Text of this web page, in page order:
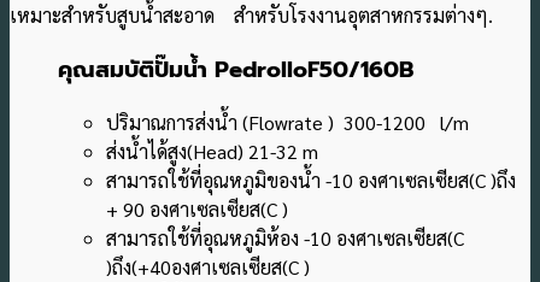
เหมาะสำหรับสูบน้ำสะอาด สำหรับโรงงานอุตสาหกรรมต่างๆ.
คุณสมบัติปั๊มน้ำ PedrolloF50/160B
ปริมาณการส่งน้ำ (Flowrate ) 300-1200 l/m
ส่งน้ำได้สูง(Head) 21-32 m
สามารถใช้ที่อุณหภูมิของน้ำ -10 องศาเซลเซียส(C )ถึง
+ 90 องศาเซลเซียส(C )
สามารถใช้ที่อุณหภูมิห้อง -10 องศาเซลเซียส(C
)ถึง(+40องศาเซลเซียส(C )